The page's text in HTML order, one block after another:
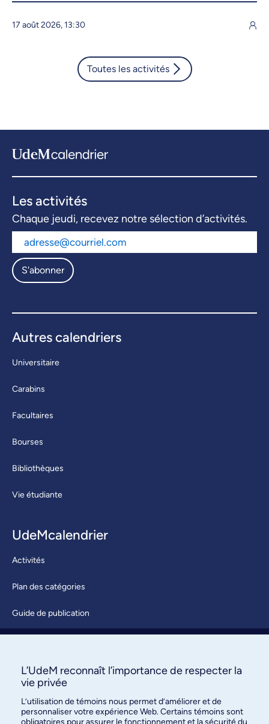
17 août 2026, 13:30
Toutes les activités
Les activités
Chaque jeudi, recevez notre sélection d’activités.
S'abonner
Autres calendriers
Universitaire
Carabins
Facultaires
Bourses
Bibliothèques
Vie étudiante
UdeMcalendrier
Activités
Plan des catégories
Guide de publication
À propos / Nous joindre
L’UdeM reconnaît l’importance de respecter la
vie privée
L’utilisation de témoins nous permet d’améliorer et de
personnaliser votre expérience Web. Certains témoins sont
obligatoires pour assurer le fonctionnement et la sécurité du